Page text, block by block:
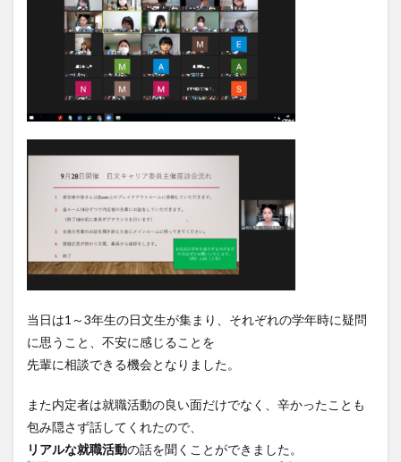
当日は1～3年生の日文生が集まり、それぞれの学年時に疑問
に思うこと、不安に感じることを
先輩に相談できる機会となりました。
また内定者は就職活動の良い面だけでなく、辛かったことも
包み隠さず話してくれたので、
リアルな就職活動の話を聞くことができました。